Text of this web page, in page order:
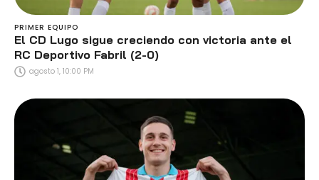
PRIMER EQUIPO
El CD Lugo sigue creciendo con victoria ante el
RC Deportivo Fabril (2-0)
agosto 1, 10:00 PM